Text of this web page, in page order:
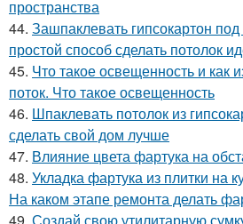
пространства
44. Зашпаклевать гипсокартон под
простой способ сделать потолок
45. Что такое освещенность и как
поток. Что такое освещенность
46. Шпаклевать потолок из
сделать свой дом лучше
47. Влияние цвета фартука на
48. Укладка фартука из плитки на
На каком этапе ремонта делать
49. Создай свою утилитарную